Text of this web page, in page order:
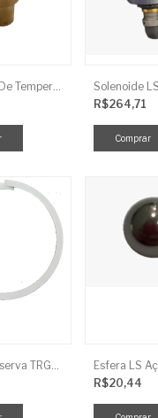
Sensor LS De Temperatura TRG750
R$264,71
Anel LS Reserva TRG826
R$20,44